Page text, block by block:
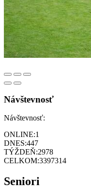
Návštevnosť
Návštevnosť:
ONLINE:1
DNES:447
TÝŽDEŇ:2978
CELKOM:3397314
Seniori